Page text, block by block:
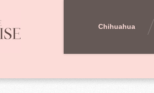
Chihuahua